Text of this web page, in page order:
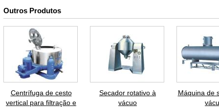
Outros Produtos
Centrífuga de cesto
vertical para filtração e
Secador rotativo à
vácuo
Máquina de